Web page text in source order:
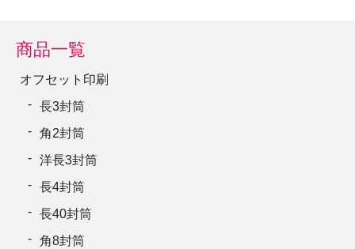
商品一覧
オフセット印刷
長3封筒
角2封筒
洋長3封筒
長4封筒
長40封筒
角8封筒